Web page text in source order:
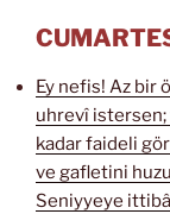
Ey nefis! Az bir
uhrevî
kadar faideli
ve gafletini
Seniyyeye